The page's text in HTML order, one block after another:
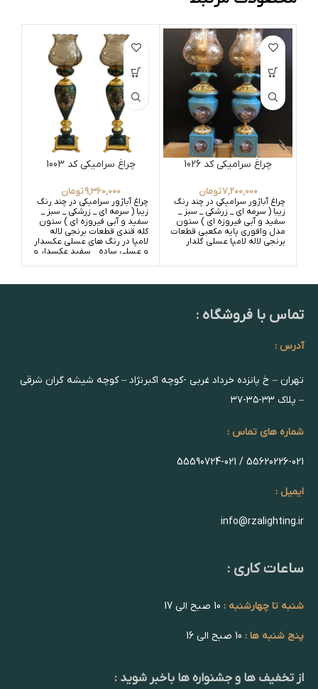
چراغ سرامیکی کد 1026
7,200,000تومان
چراغ آباژور سرامیکی در چند رنگ
زیبا ( سرمه ای _ زرشکی _ سبز _
سفید و آبی فیروزه ای ) ستون
مدل وافوری پایه مکعبی قطعات
برنجی لاله لامپا عسلی گلدار
چراغ سرامیکی کد 1003
9,360,000تومان
چراغ آباژور سرامیکی در چند رنگ
زیبا ( سرمه ای _ زرشکی _ سبز _
سفید و آبی فیروزه ای ) ستون
کله قندی قطعات برنجی لاله
لامپا در رنگ های عسلی عکسدار
و عسلی ساده _ سفید عکسدار و
تماس با فروشگاه :
آدرس :
تهران – خ پانزده خرداد غربی -کوچه اکبرنژاد – کوچه شیشه گران شرقی
– پلاک ۳۳-۳۵-۳۷
شماره های تماس :
55620226-021 / 55590724-021
ایمیل :
info@rzalighting.ir
ساعات کاری :
شنبه تا چهارشنبه :
پنج شنبه ها :
از تخفیف ها و جشنواره ها باخبر شوید :